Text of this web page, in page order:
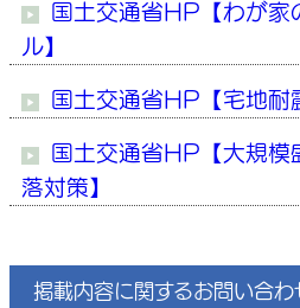
国土交通省HP【わが家
ル】
国土交通省HP【宅地耐
国土交通省HP【大規模
落対策】
掲載内容に関するお問い合わ